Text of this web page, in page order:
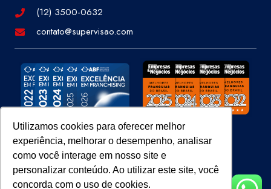
Utilizamos cookies para oferecer melhor
experiência, melhorar o desempenho, analisar
como você interage em nosso site e
personalizar conteúdo. Ao utilizar este site, você
concorda com o uso de cookies.
(12) 3500-0632
contato@supervisao.com
Site 100% Seguro